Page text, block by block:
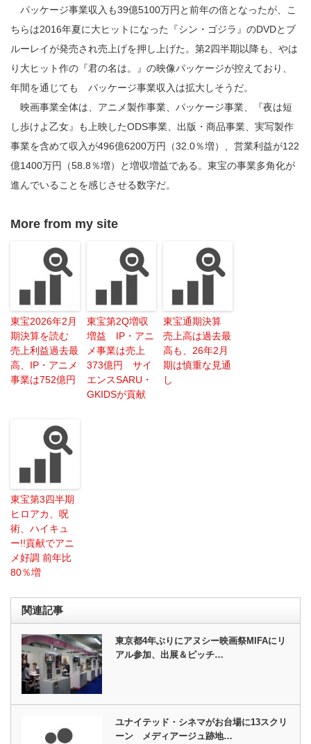
パッケージ事業収入も39億5100万円と前年の倍となったが、こ
ちらは2016年夏に大ヒットになった『シン・ゴジラ』のDVDとブ
ルーレイが発売され売上げを押し上げた。第2四半期以降も、やは
り大ヒット作の『君の名は。』の映像パッケージが控えており、
年間を通じても パッケージ事業収入は拡大しそうだ。
映画事業全体は、アニメ製作事業、パッケージ事業、『夜は短
し歩けよ乙女』も上映したODS事業、出版・商品事業、実写製作
事業を含めて収入が496億6200万円（32.0％増）、営業利益が122
億1400万円（58.8％増）と増収増益である。東宝の事業多角化が
進んでいることを感じさせる数字だ。
More from my site
東宝2026年2月
期決算を読む
売上利益過去最
高、IP・アニメ
事業は752億円
東宝第2Q増収
増益 IP・アニ
メ事業は売上
373億円 サイ
エンスSARU・
GKIDSが貢献
東宝通期決算
売上高は過去最
高も、26年2月
期は慎重な見通
し
東宝第3四半期
ヒロアカ、呪
術、ハイキュ
ー!!貢献でアニ
メ好調 前年比
80％増
関連記事
東京都4年ぶりにアヌシー映画祭MIFAにリ
アル参加、出展＆ピッチ…
ユナイテッド・シネマがお台場に13スクリ
ーン メディアージュ跡地…